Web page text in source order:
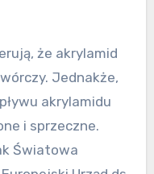
że akrylamid
Jednakże,
akrylamidu
i sprzeczne.
Światowa